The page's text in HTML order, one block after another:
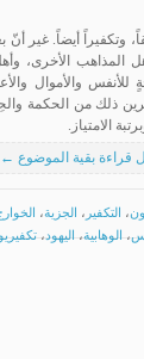
وتكفيراً أيضاً.
المذاهب الأخرى،
والأموال
ذلك من الحكمة
الامتياز.
قراءة بقية الموضوع ←
، التكفير ، الجزية،
، الوهابية، اليهود ،